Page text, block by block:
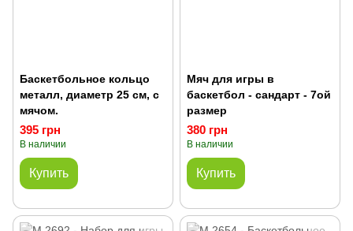
Баскетбольное кольцо
металл, диаметр 25 см, с
мячом.
395 грн
В наличии
Купить
Мяч для игры в
баскетбол - сандарт - 7ой
размер
380 грн
В наличии
Купить